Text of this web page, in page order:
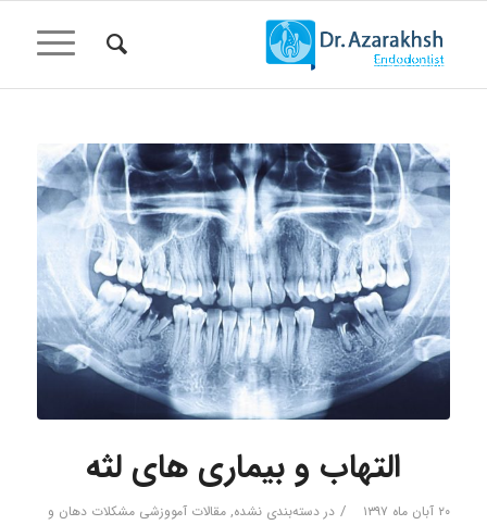
التهاب و بیماری های لثه
۲۰ آبان ماه ۱۳۹۷ / در دسته‌بندی نشده, مقالات آمووزشی مشکلات دهان و